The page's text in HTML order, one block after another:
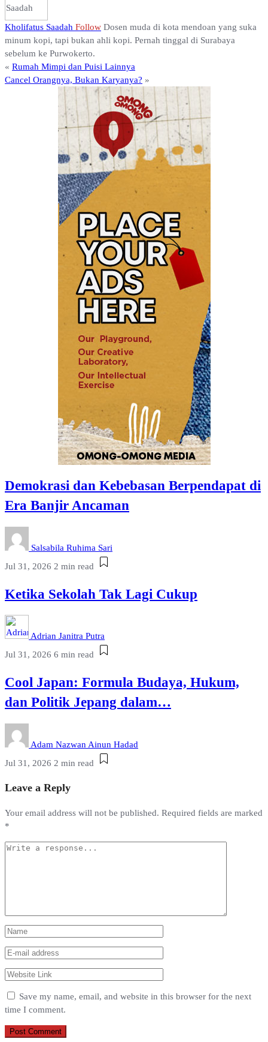
Kholifatus Saadah Follow Dosen muda di kota mendoan yang suka
minum kopi, tapi bukan ahli kopi. Pernah tinggal di Surabaya
sebelum ke Purwokerto.
« Rumah Mimpi dan Puisi Lainnya
Cancel Orangnya, Bukan Karyanya? »
Demokrasi dan Kebebasan Berpendapat di
Era Banjir Ancaman
Salsabila Ruhima Sari
Jul 31, 2026 2 min read
Ketika Sekolah Tak Lagi Cukup
Adrian Janitra Putra
Jul 31, 2026 6 min read
Cool Japan: Formula Budaya, Hukum,
dan Politik Jepang dalam…
Adam Nazwan Ainun Hadad
Jul 31, 2026 2 min read
Leave a Reply
Your email address will not be published. Required fields are marked
*
Save my name, email, and website in this browser for the next
time I comment.